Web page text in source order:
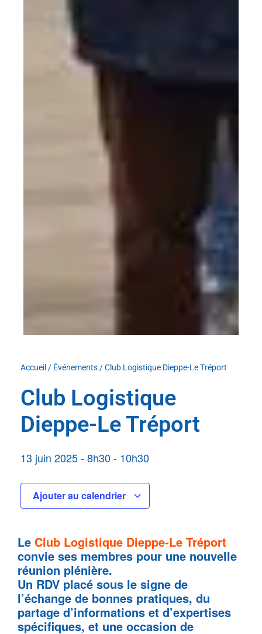
Accueil / Événements /Club Logistique Dieppe-Le Tréport
Club Logistique
Dieppe-Le Tréport
13 juin 2025-8h30- 10h30
Ajouter au calendrier
Le Club Logistique Dieppe-Le Tréport
convie ses membres pour une nouvelle
réunion plénière.
Un RDV placé sous le signe de
l’échange de bonnes pratiques, du
partage d’informations et d’expertises
spécifiques, et une occasion de